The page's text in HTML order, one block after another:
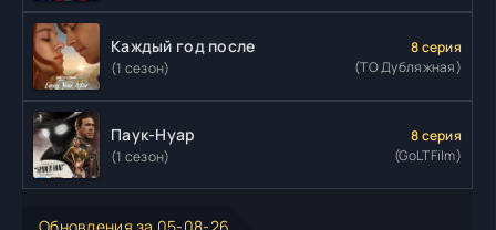
Каждый год после
(1 сезон)
8 серия
(ТО Дубляжная)
Паук-Нуар
(1 сезон)
8 серия
(GoLTFilm)